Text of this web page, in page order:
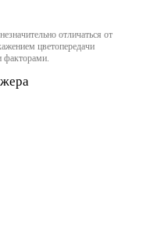
отличаться от
цветопередачи
факторами.